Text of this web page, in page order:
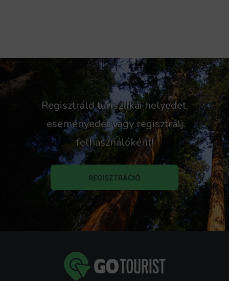
Regisztráld turisztikai helyedet,
eseményedet vagy regisztrálj
felhasználóként!
REGISZTRÁCIÓ